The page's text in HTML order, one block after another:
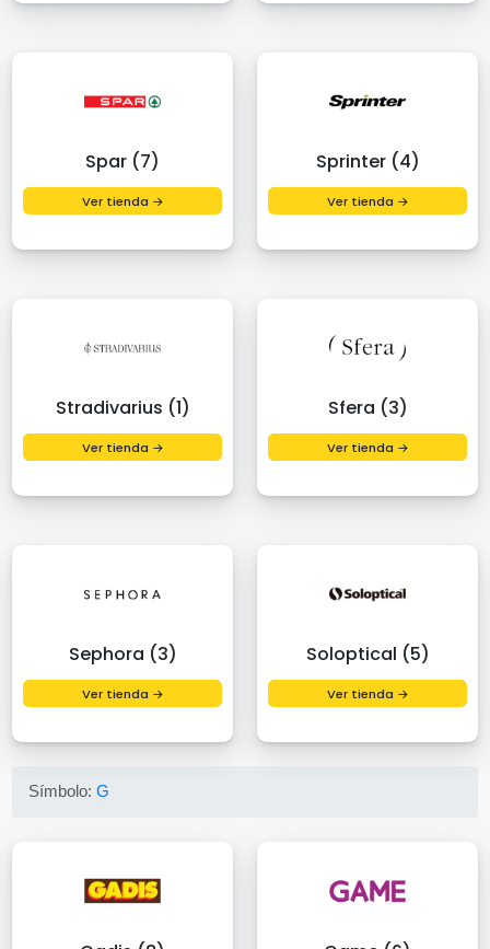
Spar (7)
Ver tienda →
Sprinter (4)
Ver tienda →
Stradivarius (1)
Ver tienda →
Sfera (3)
Ver tienda →
Sephora (3)
Ver tienda →
Soloptical (5)
Ver tienda →
Símbolo:G